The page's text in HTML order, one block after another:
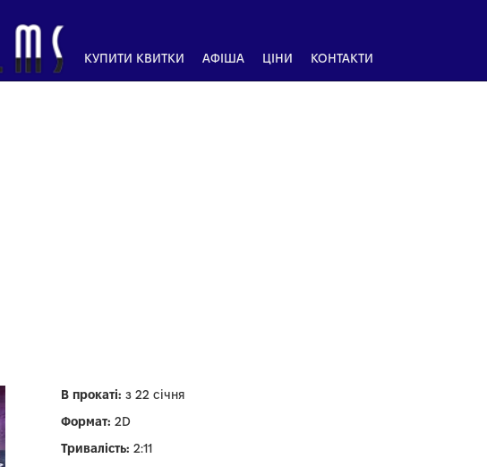
КУПИТИ КВИТКИ АФІША ЦІНИ КОНТАКТИ
В прокаті: з 22 січня
Формат: 2D
Тривалість: 2:11